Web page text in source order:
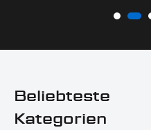
Beliebteste
Kategorien